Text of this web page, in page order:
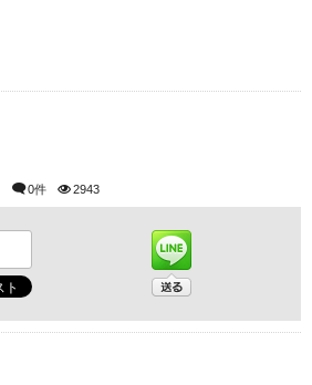
0件 2943